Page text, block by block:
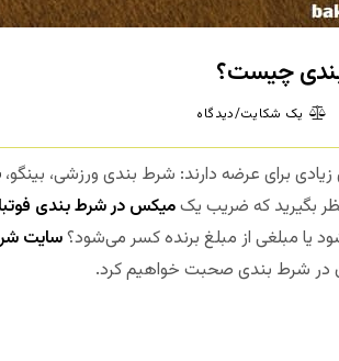
چیست؟
یک شکایت/دیدگاه
برای عرضه دارند: شرط بندی ورزشی، بینگو،
بگیرید که ضریب یکمیکس در شرط بندی
یا مبلغی از مبلغ برنده کسر می‌شود؟سایت
شرط بندی صحبت خواهیم کرد.